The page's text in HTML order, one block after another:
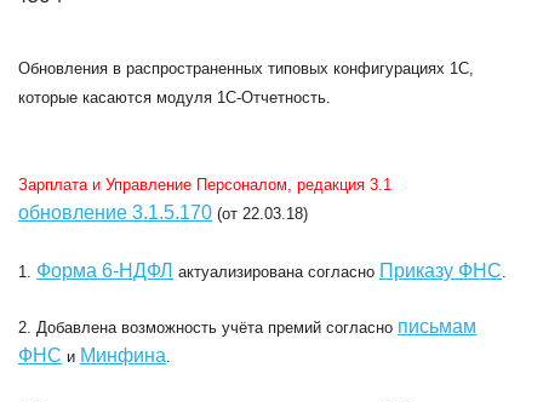
Обновления в распространенных типовых конфигурациях 1C,
которые касаются модуля 1С-Отчетность.
Зарплата и Управление Персоналом, редакция 3.1
обновление 3.1.5.170 (от 22.03.18)
1. Форма 6-НДФЛ актуализирована согласно Приказу ФНС.
2. Добавлена возможность учёта премий согласно письмам
ФНС и Минфина.